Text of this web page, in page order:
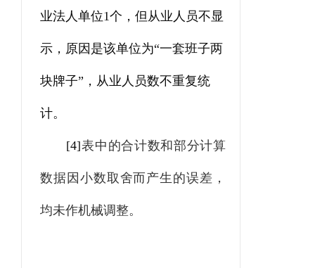
业法人单位1个，但从业人员不显
示，原因是该单位为“一套班子两
块牌子”，从业人员数不重复统
计。
[4]表中的合计数和部分计算
数据因小数取舍而产生的误差，
均未作机械调整。